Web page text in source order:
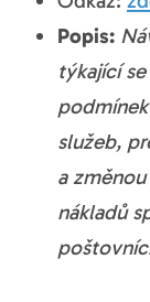
Popis:
týkající
služeb,
a
nákladů